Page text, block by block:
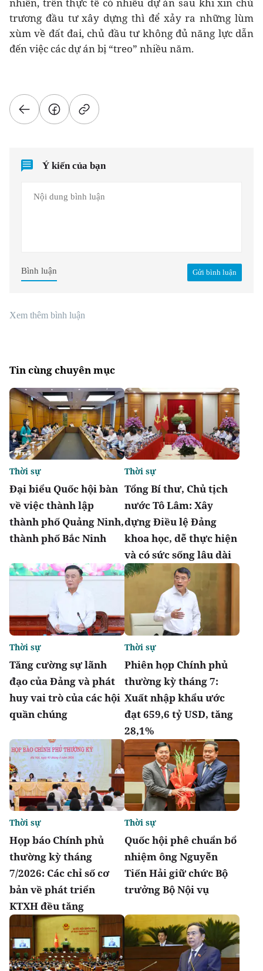
trương đầu tư xây dựng thì để xảy ra những lùm
xùm về đất đai, chủ đầu tư không đủ năng lực dẫn
đến việc các dự án bị “treo” nhiều năm.
Ý kiến của bạn
Gửi bình luận
Bình luận
Xem thêm bình luận
Tin cùng chuyên mục
Đại biểu Quốc hội bàn
về việc thành lập
thành phố Quảng Ninh,
thành phố Bắc Ninh
Thời sự
Tổng Bí thư, Chủ tịch
nước Tô Lâm: Xây
dựng Điều lệ Đảng
khoa học, dễ thực hiện
và có sức sống lâu dài
Thời sự
Tăng cường sự lãnh
đạo của Đảng và phát
huy vai trò của các hội
quần chúng
Thời sự
Phiên họp Chính phủ
thường kỳ tháng 7:
Xuất nhập khẩu ước
đạt 659,6 tỷ USD, tăng
28,1%
Thời sự
Họp báo Chính phủ
thường kỳ tháng
7/2026: Các chỉ số cơ
bản về phát triển
KTXH đều tăng
Thời sự
Quốc hội phê chuẩn bổ
nhiệm ông Nguyễn
Tiến Hải giữ chức Bộ
trưởng Bộ Nội vụ
Thời sự